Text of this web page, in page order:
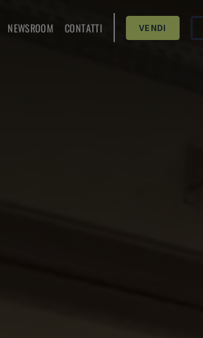
NEWSROOM CONTATTI VENDI